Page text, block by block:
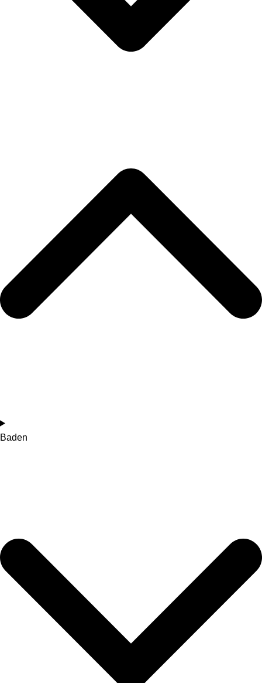
Baden